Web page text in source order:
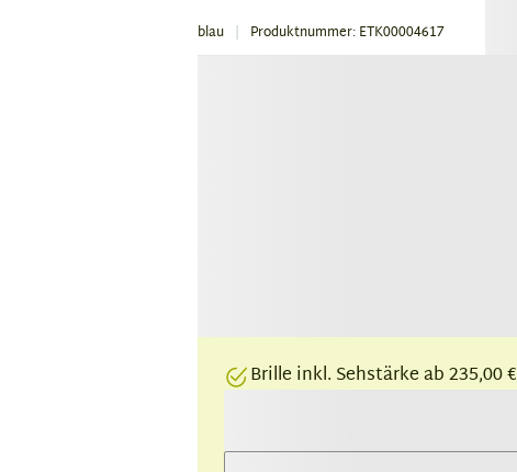
blau Produktnummer: ETK00004617
Brille inkl. Sehstärke ab 235,00 €